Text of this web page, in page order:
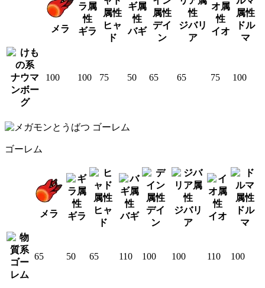
メラ ギラ
ヒャ
ド
バギ
デイ
ン
ジバリ
ア
イオ
ドル
マ
ナウマ
ンボー
グ
100 100 75 50 65 65 75 100
ゴーレム
メラ ギラ
ヒャ
ド
バギ
デイ
ン
ジバリ
ア
イオ
ドル
マ
ゴー
レム
65 50 65 110 100 100 110 100